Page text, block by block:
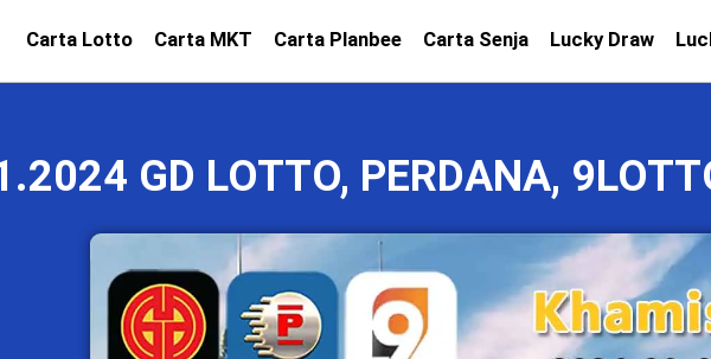
Carta Lotto Carta MKT Carta Planbee Carta Senja Lucky Draw
GD LOTTO, PERDANA,